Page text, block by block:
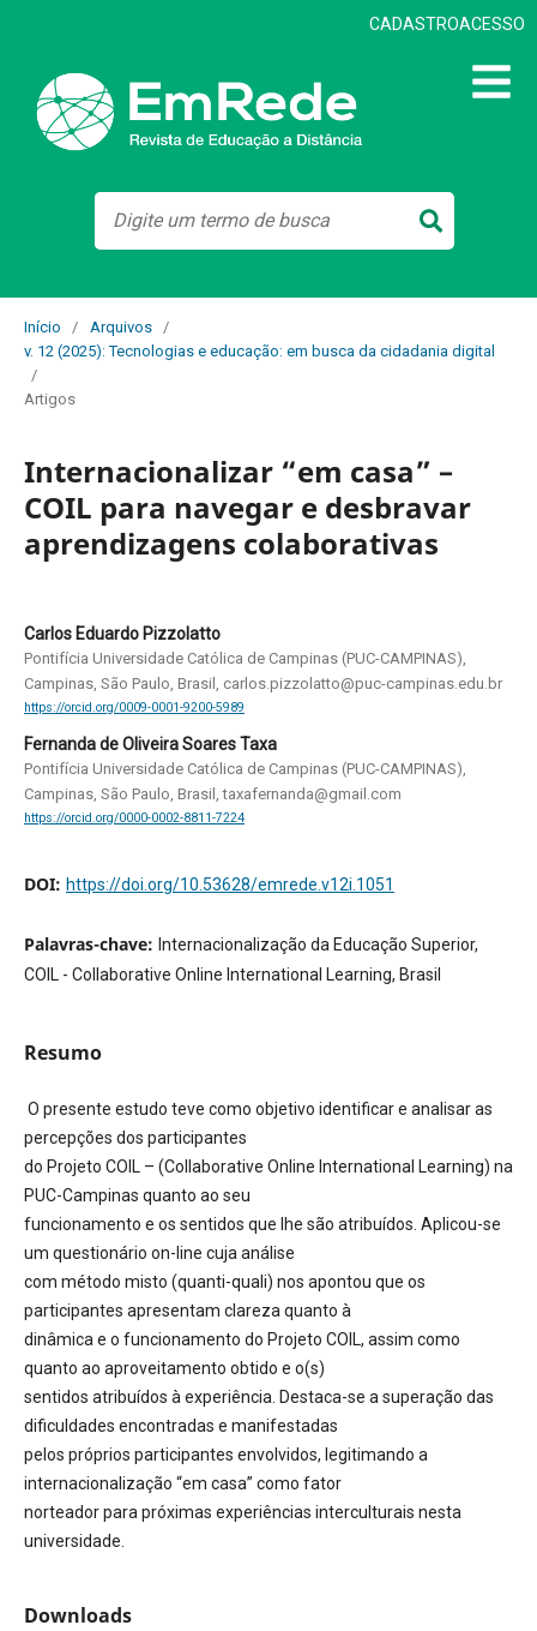
CADASTROACESSO
Início / Arquivos
/
v. 12 (2025): Tecnologias e educação: em busca da cidadania digital
/
Artigos
Internacionalizar “em casa” –
COIL para navegar e desbravar
aprendizagens colaborativas
Carlos Eduardo Pizzolatto
Pontifícia Universidade Católica de Campinas (PUC-CAMPINAS),
Campinas, São Paulo, Brasil, carlos.pizzolatto@puc-campinas.edu.br
https://orcid.org/0009-0001-9200-5989
Fernanda de Oliveira Soares Taxa
Pontifícia Universidade Católica de Campinas (PUC-CAMPINAS),
Campinas, São Paulo, Brasil, taxafernanda@gmail.com
https://orcid.org/0000-0002-8811-7224
DOI: https://doi.org/10.53628/emrede.v12i.1051
Palavras-chave: Internacionalização da Educação Superior,
COIL - Collaborative Online International Learning, Brasil
Resumo
O presente estudo teve como objetivo identificar e analisar as
percepções dos participantes
do Projeto COIL – (Collaborative Online International Learning) na
PUC-Campinas quanto ao seu
funcionamento e os sentidos que lhe são atribuídos. Aplicou-se
um questionário on-line cuja análise
com método misto (quanti-quali) nos apontou que os
participantes apresentam clareza quanto à
dinâmica e o funcionamento do Projeto COIL, assim como
quanto ao aproveitamento obtido e o(s)
sentidos atribuídos à experiência. Destaca-se a superação das
dificuldades encontradas e manifestadas
pelos próprios participantes envolvidos, legitimando a
internacionalização “em casa” como fator
norteador para próximas experiências interculturais nesta
universidade.
Downloads